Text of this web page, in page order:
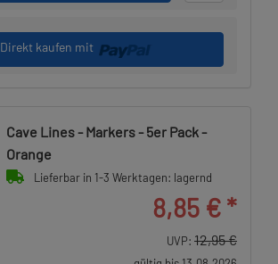
Direkt kaufen mit
Cave Lines - Markers - 5er Pack -
Orange
Lieferbar in 1-3 Werktagen: lagernd
8,85 € *
UVP: 12,95 €